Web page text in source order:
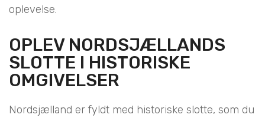
oplevelse.
OPLEV NORDSJÆLLANDS
SLOTTE I HISTORISKE
OMGIVELSER
Nordsjælland er fyldt med historiske slotte, som du